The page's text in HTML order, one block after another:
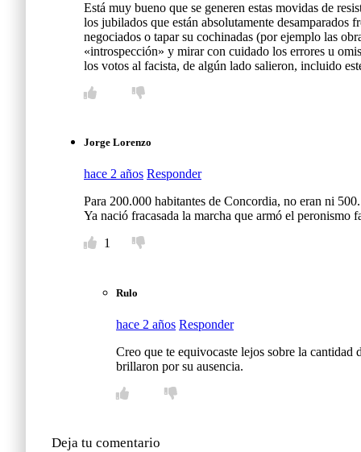
Está muy bueno que se generen estas movidas de
los jubilados que están absolutamente desamparados
negociados o tapar su cochinadas (por ejemplo las
«introspección» y mirar con cuidado los errores u
los votos al facista, de algún lado salieron, incluido
Jorge Lorenzo
hace 2 años Responder
Para 200.000 habitantes de Concordia, no eran ni 500.
Ya nació fracasada la marcha que armó el peronismo
1
Rulo
hace 2 años Responder
Creo que te equivocaste lejos sobre la
brillaron por su ausencia.
Deja tu comentario